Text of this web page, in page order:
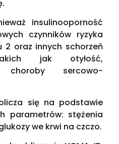
insulinooporność
czynników ryzyka
2 oraz innych schorzeń
jak otyłość,
choroby sercowo-
się na podstawie
parametrów: stężenia
we krwi na czczo.